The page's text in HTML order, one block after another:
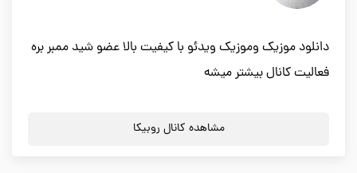
دانلود موزیک وموزیک ویدئو با کیفیت بالا عضو شید ممبر بره
فعالیت کانال بیشتر میشه
مشاهده کانال روبیکا